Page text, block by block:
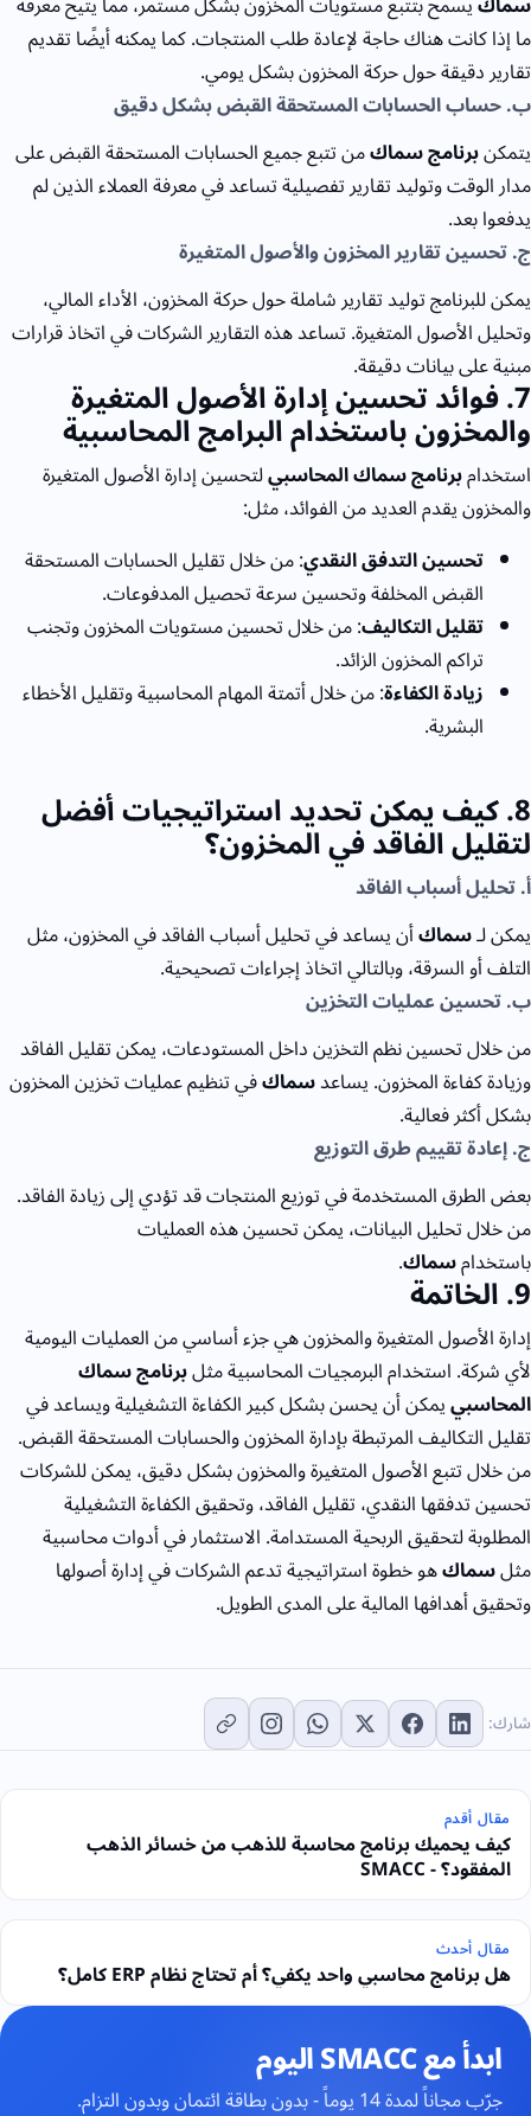
ما إذا كانت هناك حاجة لإعادة طلب المنتجات. كما يمكنه أيضًا تقديم
تقارير دقيقة حول حركة المخزون بشكل يومي.
ب. حساب الحسابات المستحقة القبض بشكل دقيق
يتمكنبرنامج سماكمن تتبع جميع الحسابات المستحقة القبض على
مدار الوقت وتوليد تقارير تفصيلية تساعد في معرفة العملاء الذين لم
يدفعوا بعد.
ج. تحسين تقارير المخزون والأصول المتغيرة
يمكن للبرنامج توليد تقارير شاملة حول حركة المخزون، الأداء المالي،
وتحليل الأصول المتغيرة. تساعد هذه التقارير الشركات في اتخاذ قرارات
مبنية على بيانات دقيقة.
7. فوائد تحسين إدارة الأصول المتغيرة
والمخزون باستخدام البرامج المحاسبية
استخدامبرنامج سماك المحاسبيلتحسين إدارة الأصول المتغيرة
والمخزون يقدم العديد من الفوائد، مثل:
تحسين التدفق النقدي: من خلال تقليل الحسابات المستحقة
القبض المخلفة وتحسين سرعة تحصيل المدفوعات.
تقليل التكاليف: من خلال تحسين مستويات المخزون وتجنب
تراكم المخزون الزائد.
زيادة الكفاءة: من خلال أتمتة المهام المحاسبية وتقليل الأخطاء
البشرية.
8. كيف يمكن تحديد استراتيجيات أفضل
لتقليل الفاقد في المخزون؟
أ. تحليل أسباب الفاقد
يمكن لـسماكأن يساعد في تحليل أسباب الفاقد في المخزون، مثل
التلف أو السرقة، وبالتالي اتخاذ إجراءات تصحيحية.
ب. تحسين عمليات التخزين
من خلال تحسين نظم التخزين داخل المستودعات، يمكن تقليل الفاقد
وزيادة كفاءة المخزون. يساعدسماكفي تنظيم عمليات تخزين المخزون
بشكل أكثر فعالية.
ج. إعادة تقييم طرق التوزيع
بعض الطرق المستخدمة في توزيع المنتجات قد تؤدي إلى زيادة الفاقد.
من خلال تحليل البيانات، يمكن تحسين هذه العمليات
باستخدامسماك.
9. الخاتمة
إدارة الأصول المتغيرة والمخزون هي جزء أساسي من العمليات اليومية
لأي شركة. استخدام البرمجيات المحاسبية مثلبرنامج سماك
المحاسبييمكن أن يحسن بشكل كبير الكفاءة التشغيلية ويساعد في
تقليل التكاليف المرتبطة بإدارة المخزون والحسابات المستحقة القبض.
من خلال تتبع الأصول المتغيرة والمخزون بشكل دقيق، يمكن للشركات
تحسين تدفقها النقدي، تقليل الفاقد، وتحقيق الكفاءة التشغيلية
المطلوبة لتحقيق الربحية المستدامة. الاستثمار في أدوات محاسبية
مثلسماكهو خطوة استراتيجية تدعم الشركات في إدارة أصولها
وتحقيق أهدافها المالية على المدى الطويل.
شارك:
مقال أقدم
كيف يحميك برنامج محاسبة للذهب من خسائر الذهب
المفقود؟ - SMACC
مقال أحدث
هل برنامج محاسبي واحد يكفي؟ أم تحتاج نظام ERP كامل؟
ابدأ مع SMACC اليوم
جرّب مجاناً لمدة 14 يوماً - بدون بطاقة ائتمان وبدون التزام.